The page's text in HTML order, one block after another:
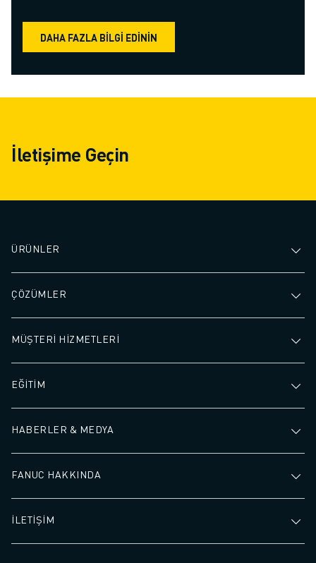
DAHA FAZLA BILGI EDININ
İletişime Geçin
ÜRÜNLER
ÇÖZÜMLER
MÜŞTERİ HİZMETLERİ
EĞİTİM
HABERLER & MEDYA
FANUC HAKKINDA
İLETİŞİM